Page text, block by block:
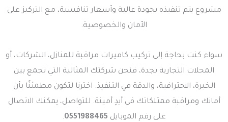
مشروع يتم تنفيذه بجودة عالية وأسعار تنافسية، مع التركيز على
الأمان والخصوصية.
سواء كنت بحاجة إلى تركيب كاميرات مراقبة للمنازل، الشركات، أو
المحلات التجارية بجدة، فنحن شركتك المثالية التي تجمع بين
الخبرة، الاحترافية، والدقة في التنفيذ. اخترنا لتكون مطمئنًا بأن
أمانك ومراقبة ممتلكاتك في أيدٍ أمينة. للتواصل، يمكنك الاتصال
على رقم الموبايل 0551988465
.